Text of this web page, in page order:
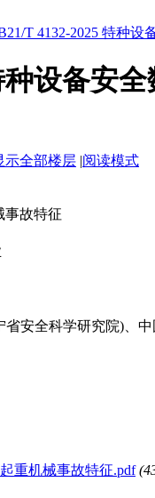
T 4132-2025 特种设
种设备安
示全部楼层 |阅读模式
事故特征
安全科学研究院)、
重机械事故特征.pdf